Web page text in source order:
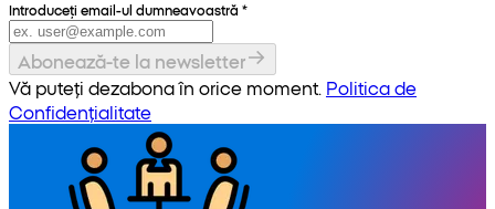
Introduceți email-ul dumneavoastră *
Abonează-te la newsletter
Vă puteți dezabona în orice moment. Politica de
Confidențialitate